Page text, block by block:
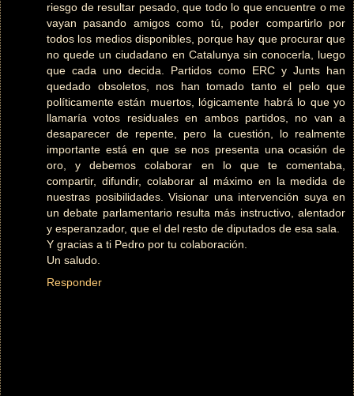
riesgo de resultar pesado, que todo lo que encuentre o me
vayan pasando amigos como tú, poder compartirlo por
todos los medios disponibles, porque hay que procurar que
no quede un ciudadano en Catalunya sin conocerla, luego
que cada uno decida. Partidos como ERC y Junts han
quedado obsoletos, nos han tomado tanto el pelo que
políticamente están muertos, lógicamente habrá lo que yo
llamaría votos residuales en ambos partidos, no van a
desaparecer de repente, pero la cuestión, lo realmente
importante está en que se nos presenta una ocasión de
oro, y debemos colaborar en lo que te comentaba,
compartir, difundir, colaborar al máximo en la medida de
nuestras posibilidades. Visionar una intervención suya en
un debate parlamentario resulta más instructivo, alentador
y esperanzador, que el del resto de diputados de esa sala.
Y gracias a ti Pedro por tu colaboración.
Un saludo.
Responder